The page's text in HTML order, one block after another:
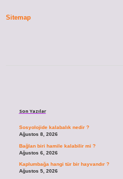
Sitemap
Son Yazılar
Sosyolojide kalabalık nedir ?
Ağustos 8, 2026
Bağlan biri hamile kalabilir mi ?
Ağustos 6, 2026
Kaplumbağa hangi tür bir hayvandır ?
Ağustos 5, 2026